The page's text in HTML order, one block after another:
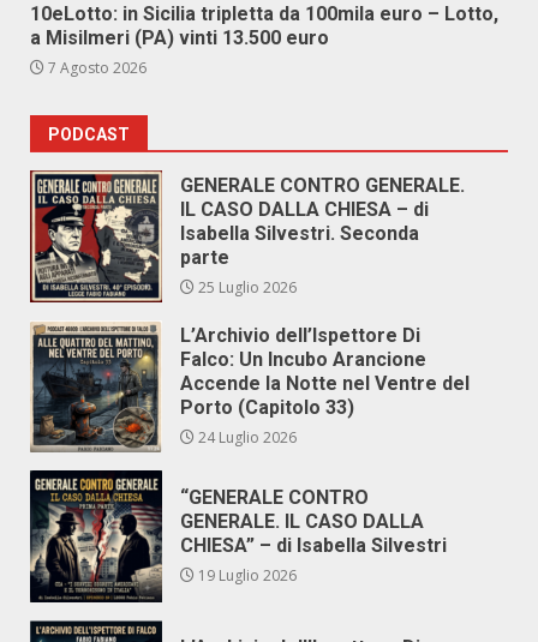
10eLotto: in Sicilia tripletta da 100mila euro – Lotto,
a Misilmeri (PA) vinti 13.500 euro
7 Agosto 2026
PODCAST
GENERALE CONTRO GENERALE.
IL CASO DALLA CHIESA – di
Isabella Silvestri. Seconda
parte
25 Luglio 2026
L’Archivio dell’Ispettore Di
Falco: Un Incubo Arancione
Accende la Notte nel Ventre del
Porto (Capitolo 33)
24 Luglio 2026
“GENERALE CONTRO
GENERALE. IL CASO DALLA
CHIESA” – di Isabella Silvestri
19 Luglio 2026